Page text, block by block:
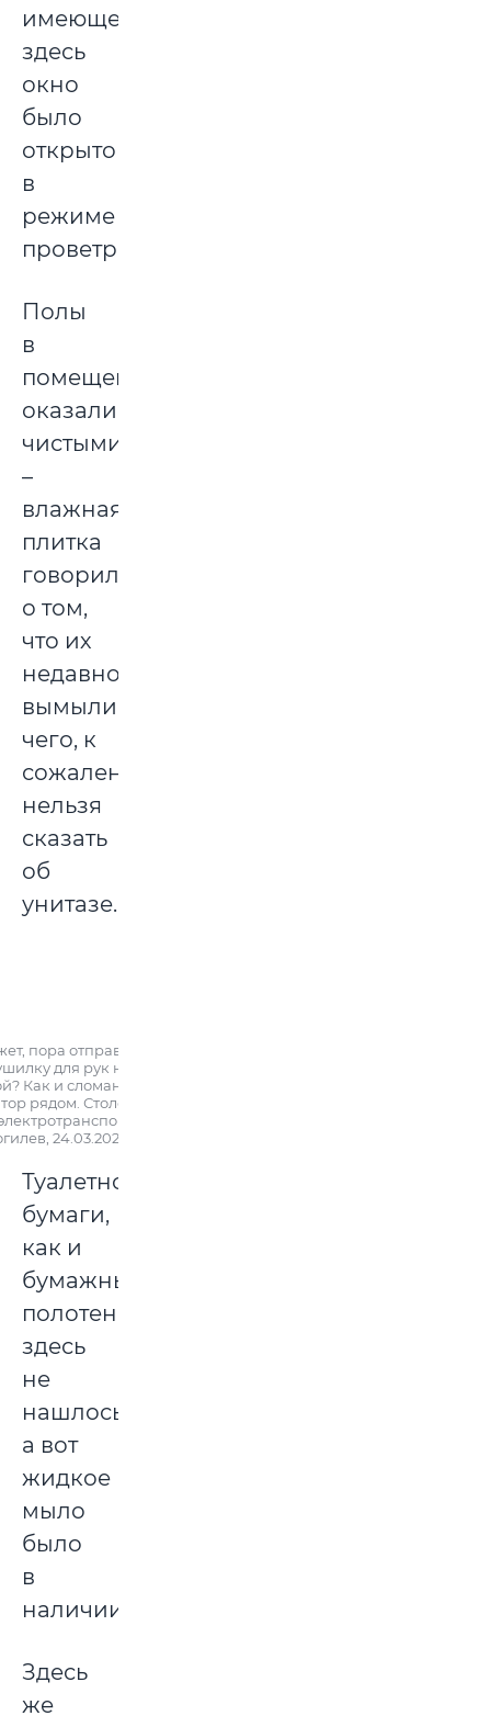
имеющееся
здесь
окно
было
открыто
в
режиме
проветривания.
Полы
в
помещении
оказались
чистыми
–
влажная
плитка
говорила
о том,
что их
недавно
вымыли,
чего, к
сожалению,
нельзя
сказать
об
унитазе.
пора отправить
для рук на
Как и сломанный
рядом. Столовая
24.03.2023 г.
Туалетной
бумаги,
как и
бумажных
полотенец,
здесь
не
нашлось,
а вот
жидкое
мыло
было
в
наличии.
Здесь
же